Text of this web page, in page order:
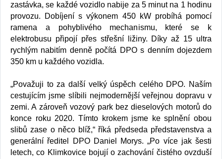
zastávka, se každé vozidlo nabije za 5 minut na 1 hodinu
provozu. Dobíjení s výkonem 450 kW probíhá pomocí
ramena a pohyblivého mechanismu, které se k
elektrobusu připojí přes střešní ližiny. Díky až 15 ultra
rychlým nabitím denně počítá DPO s denním dojezdem
350 km u každého vozidla.
„Považuji to za další velký úspěch celého DPO. Naším
cestujícím jsme slíbili nejmodernější veřejnou dopravu v
zemi. A zároveň vozový park bez dieselových motorů do
konce roku 2020. Tímto krokem jsme ke splnění obou
slibů zase o něco blíž,“ říká předseda představenstva a
generální ředitel DPO Daniel Morys. „Po více jak šesti
letech, co Klimkovice bojují o zachování čistého ovzduší